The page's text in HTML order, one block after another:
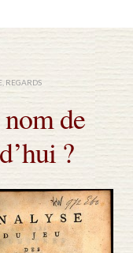
REGARDS
de
?